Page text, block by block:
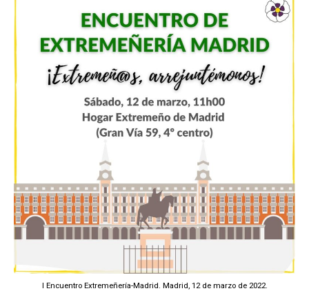
I Encuentro Extremeñería-Madrid. Madrid, 12 de marzo de 2022.